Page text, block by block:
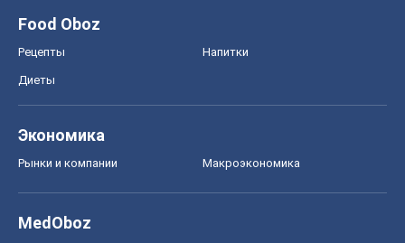
Food Oboz
Рецепты Напитки
Диеты
Экономика
Рынки и компании Mакроэкономика
MedOboz